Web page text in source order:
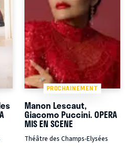
PROCHAINEMENT
Manon Lescaut,
Giacomo Puccini. OPERA
MIS EN SCENE
Théâtre des Champs-Elysées